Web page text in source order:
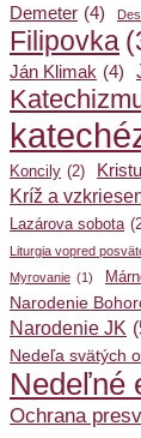
Demeter (4)
Filipovka
Ján Klimak (4)
Koncily (2)
Kríž a
Lazárova sobota
Liturgia vopred
Myrovanie (1)
Narodenie
Narodenie JK
Nedeľa svätých
Nedeľné
Ochrana